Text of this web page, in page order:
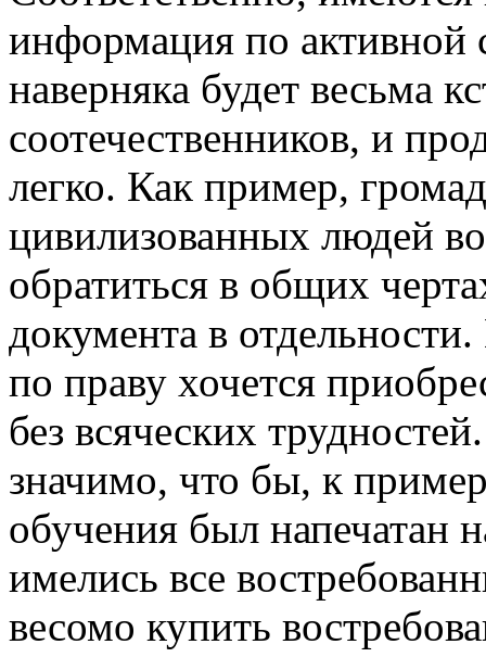
информация по активной
наверняка будет весьма
соотечественников, и
легко. Как пример,
цивилизованных людей
обратиться в общих
документа в
по праву хочется
без всяческих
значимо, что бы, к
обучения был напечатан
имелись все
весомо купить